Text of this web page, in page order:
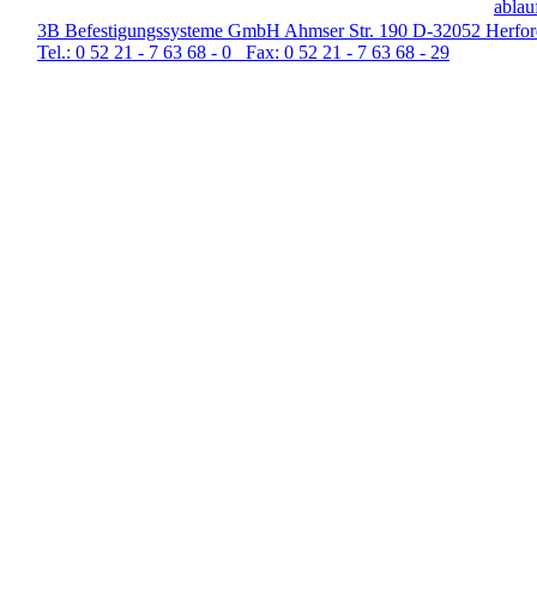
3B Befestigungssysteme GmbH Ahmser Str. 190 D-32052
Tel.: 0 52 21 - 7 63 68 - 0 Fax: 0 52 21 - 7 63 68 - 29